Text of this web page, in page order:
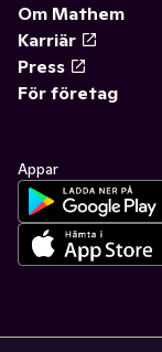
Om Mathem
Karriär
Press
För företag
Appar